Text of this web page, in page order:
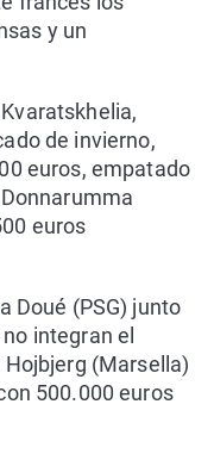
y un
de invierno,
euros, empatado
euros
Doué (PSG) junto
integran el
(Marsella)
500.000 euros